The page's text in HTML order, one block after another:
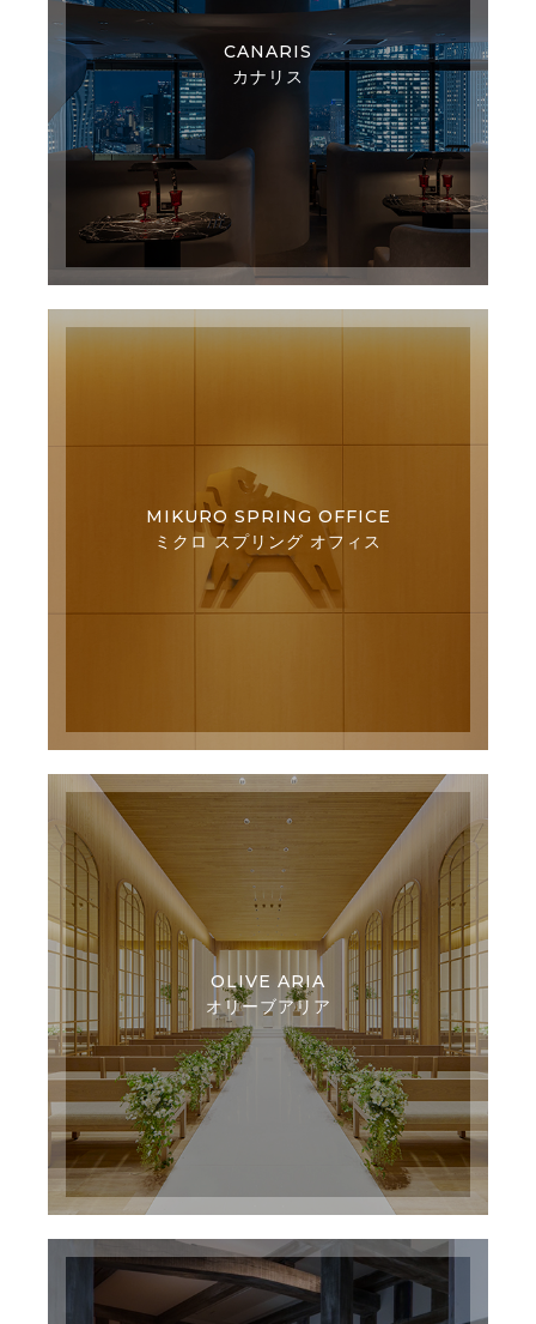
CANARIS
カナリス
MIKURO SPRING OFFICE
ミクロ スプリング オフィス
OLIVE ARIA
オリーブアリア